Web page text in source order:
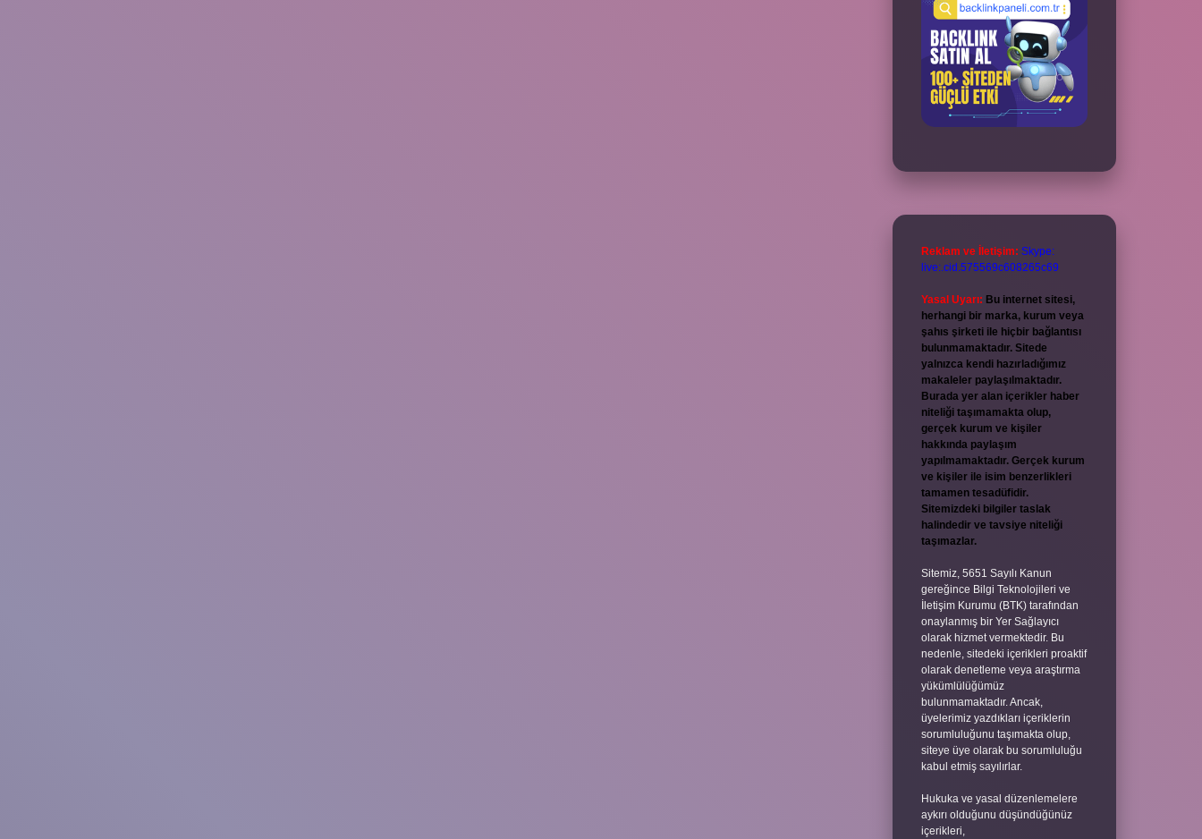
Reklam ve İletişim: Skype:
live:.cid.575569c608265c69
Yasal Uyarı: Bu internet sitesi,
herhangi bir marka, kurum veya
şahıs şirketi ile hiçbir bağlantısı
bulunmamaktadır. Sitede
yalnızca kendi hazırladığımız
makaleler paylaşılmaktadır.
Burada yer alan içerikler haber
niteliği taşımamakta olup,
gerçek kurum ve kişiler
hakkında paylaşım
yapılmamaktadır. Gerçek kurum
ve kişiler ile isim benzerlikleri
tamamen tesadüfidir.
Sitemizdeki bilgiler taslak
halindedir ve tavsiye niteliği
taşımazlar.
Sitemiz, 5651 Sayılı Kanun
gereğince Bilgi Teknolojileri ve
İletişim Kurumu (BTK) tarafından
onaylanmış bir Yer Sağlayıcı
olarak hizmet vermektedir. Bu
nedenle, sitedeki içerikleri proaktif
olarak denetleme veya araştırma
yükümlülüğümüz
bulunmamaktadır. Ancak,
üyelerimiz yazdıkları içeriklerin
sorumluluğunu taşımakta olup,
siteye üye olarak bu sorumluluğu
kabul etmiş sayılırlar.
Hukuka ve yasal düzenlemelere
aykırı olduğunu düşündüğünüz
içerikleri,